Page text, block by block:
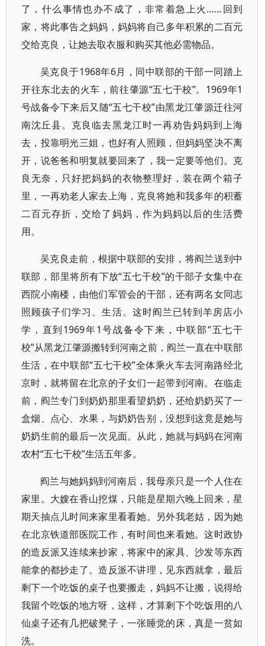
了，什么事情也办不成了，非常着急上火……回到
家，将此事告之妈妈，妈妈将自己多年积累的二百元
交给克良，让她去取衣服和购买其他必需物品。
吴克良于1968年6月，同中联部的干部一同踏上
开往东北去的火车，前往肇源“五七干校”。1969年1
号战备令下来后又随“五七干校”由黑龙江肇源迁往河
南沈丘县。克良临去黑龙江时一再劝告妈妈到上海
去，投靠明光三姐，也好有人照顾，但妈妈坚决不离
开，说爸爸和明复就要回来了，我一定要等他们。克
良无奈，只好把妈妈的衣物整理好，装在两个箱子
里，一再劝老人家去上海，克良将她和我多年的积蓄
二百元存折，交给了妈妈，作为妈妈以后的生活费
用。
吴克良走前，根据中联部的安排，将阎兰送到中
联部，部里将所有下放“五七干校”的干部子女集中在
西院小南楼，由他们军管会的干部，还有两名女同志
照顾孩子们学习、生活。这时阎兰已转到羊房店小
学，直到1969年1号战备令下来，中联部“五七干
校”从黑龙江肇源搬转到河南之前，阎兰一直在中联部
生活，在中联部“五七干校”全体乘火车去河南路经北
京时，就将留在北京的子女们一起带到河南。在临走
前，阎兰专门到奶奶那里看望奶奶，还给奶奶买了一
盒烟、点心、水果，与奶奶告别，没想到这竟是她与
奶奶生前的最后一次见面。从此，她就与妈妈在河南
农村“五七干校”生活五年多。
阎兰与她妈妈到河南后，我母亲只是一个人住在
家里。大嫂在香山挖煤，只能是星期六晚上回来，星
期天抽点儿时间来家里看看她。另外我老姑，因为她
在北京铁道部医院工作，有时间也来看她。这时政协
的造反派又连续来抄家，将家中的家具、沙发等东西
能拿的都抄走了。造反派不讲理，见东西就拿，最后
剩下一个吃饭的桌子也要搬走，妈妈不让搬，说得给
我留个吃饭的地方呀，这样，才算剩下个吃饭用的八
仙桌子还有几把破凳子，一张睡觉的床，真是一贫如
洗。